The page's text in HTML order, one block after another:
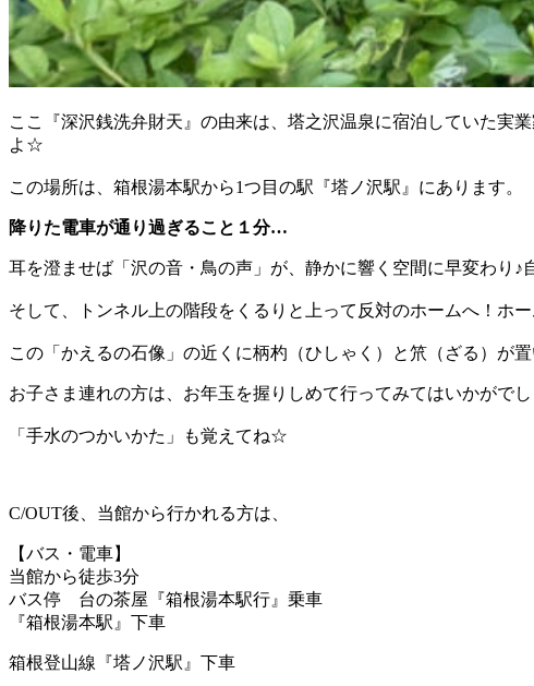
ここ『深沢銭洗弁財天』の由来は、塔之沢温泉に宿泊していた実
よ☆
この場所は、箱根湯本駅から1つ目の駅『塔ノ沢駅』にあります。
降りた電車が通り過ぎること１分…
耳を澄ませば「沢の音・鳥の声」が、静かに響く空間に早変わり♪
そして、トンネル上の階段をくるりと上って反対のホームへ！ホ
この「かえるの石像」の近くに柄杓（ひしゃく）と笊（ざる）が
お子さま連れの方は、お年玉を握りしめて行ってみてはいかがで
「手水のつかいかた」も覚えてね☆
C/OUT後、当館から行かれる方は、
【バス・電車】
当館から徒歩3分
バス停 台の茶屋『箱根湯本駅行』乗車
『箱根湯本駅』下車
箱根登山線『塔ノ沢駅』下車